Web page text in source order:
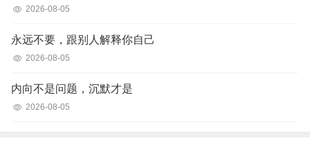
2026-08-05
永远不要，跟别人解释你自己
2026-08-05
内向不是问题，沉默才是
2026-08-05